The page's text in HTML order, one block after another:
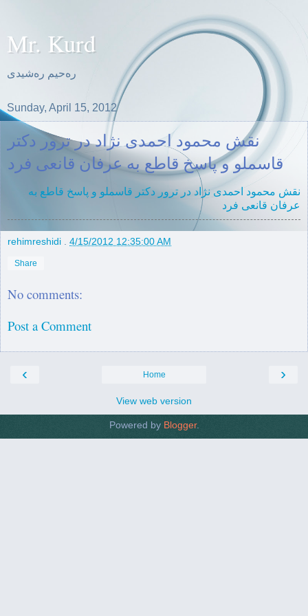
Mr. Kurd
ره‌حیم ره‌شیدی
Sunday, April 15, 2012
نقش محمود احمدی نژاد در ترور دکتر
قاسملو و پاسخ قاطع بە عرفان قانعی فرد
نقش محمود احمدی نژاد در ترور دکتر قاسملو و پاسخ قاطع بە
عرفان قانعی فرد
rehimreshidi 4/15/2012 12:35:00 AM
Share
No comments:
Post a Comment
‹ ›
Home
View web version
Powered by Blogger.